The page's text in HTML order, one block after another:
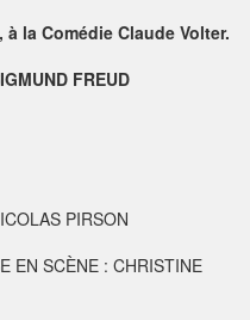
la Comédie Claude Volter.
FREUD
PIRSON
EN SCÈNE : CHRISTINE